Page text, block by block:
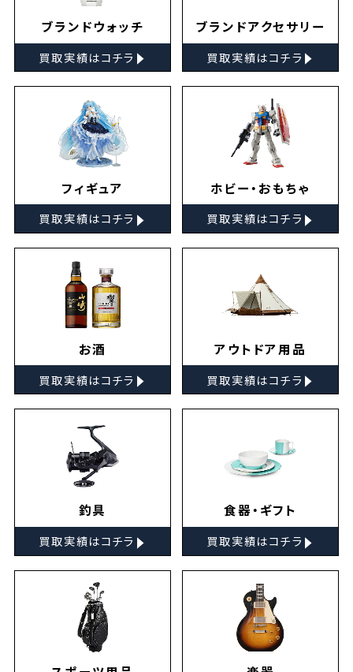
ブランドウォッチ
買取実績はコチラ ▸
ブランドアクセサリー
買取実績はコチラ ▸
フィギュア
買取実績はコチラ ▸
ホビー・おもちゃ
買取実績はコチラ ▸
お酒
買取実績はコチラ ▸
アウトドア用品
買取実績はコチラ ▸
釣具
買取実績はコチラ ▸
食器・ギフト
買取実績はコチラ ▸